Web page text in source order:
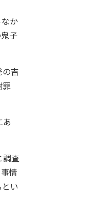
か
子
吉
罪
調査
情
い